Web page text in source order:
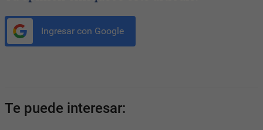
Ingresar con Google
Te puede interesar: